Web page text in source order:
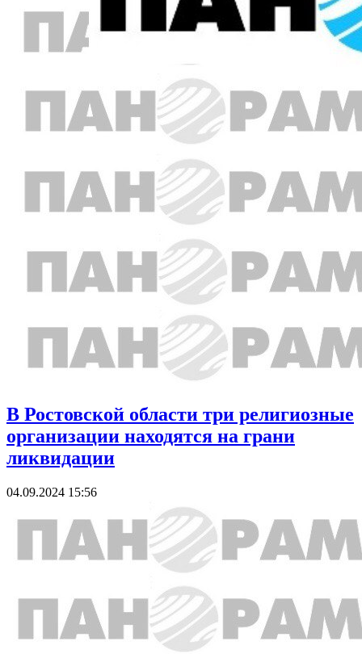
В Ростовской области три религиозные
организации находятся на грани
ликвидации
04.09.2024 15:56